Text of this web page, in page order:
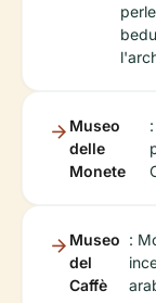
Museo
delle
Monete
Museo
del
Caffè
: